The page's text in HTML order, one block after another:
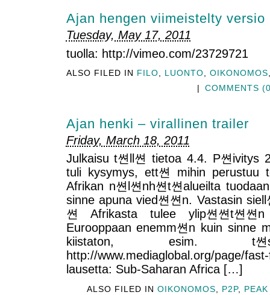
Ajan hengen viimeistelty versio
Tuesday, May 17, 2011
tuolla: http://vimeo.com/23729721
ALSO FILED IN FILO LUONTO OIKONOMOS
|
COMMENTS
Ajan henki – virallinen trailer
Friday, March 18, 2011
Julkaisu t쎤ll쎤 tietoa 4.4. P쎤ivitys
tuli kysymys, ett쎤 mihin perustuu
Afrikan n쎤l쎤nh쎤t쎤alueilta
sinne apuna vied쎤쎤n. Vastasin
쎤 Afrikasta tulee ylip쎤쎤t쎤쎤n
Eurooppaan enemm쎤n kuin sinne
kiistaton, esim. t쎤
http://www.mediaglobal.org/page/
lausetta: Sub-Saharan Africa […]
ALSO FILED INOIKONOMOS P2P,